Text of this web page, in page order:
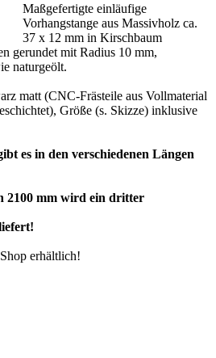
Maßgefertigte einläufige
Vorhangstange aus Massivholz ca.
37 x 12 mm in Kirschbaum
gerundet mit Radius 10 mm,
naturgeölt.
matt (CNC-Frästeile aus Vollmaterial
Größe (s. Skizze) inklusive
es in den verschiedenen Längen
2100 mm wird ein dritter
erhältlich!